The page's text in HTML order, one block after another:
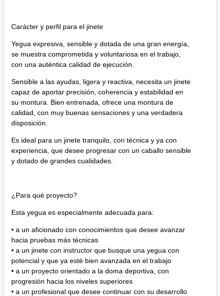
Carácter y perfil para el jinete​
Yegua expresiva, sensible y dotada de una gran energía,
se muestra comprometida y voluntariosa en el trabajo,
con una auténtica calidad de ejecución.
Sensible a las ayudas, ligera y reactiva, necesita un jinete
capaz de aportar precisión, coherencia y estabilidad en
su montura. Bien entrenada, ofrece una montura de
calidad, con muy buenas sensaciones y una verdadera
disposición.
Es ideal para un jinete tranquilo, con técnica y ya con
experiencia, que desee progresar con un caballo sensible
y dotado de grandes cualidades.
¿Para qué proyecto?​
Esta yegua es especialmente adecuada para:
• a un aficionado con conocimientos que desee avanzar
hacia pruebas más técnicas
• a un jinete con instructor que busque una yegua con
potencial y que ya esté bien avanzada en el trabajo
• a un proyecto orientado a la doma deportiva, con
progresión hacia los niveles superiores
• a un profesional que desee continuar con su desarrollo